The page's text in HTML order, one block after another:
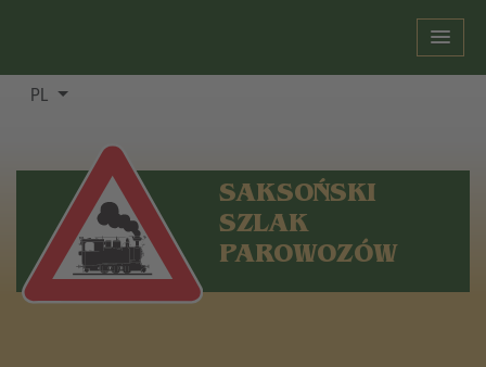
PL
SAKSOŃSKI
SZLAK
PAROWOZÓW